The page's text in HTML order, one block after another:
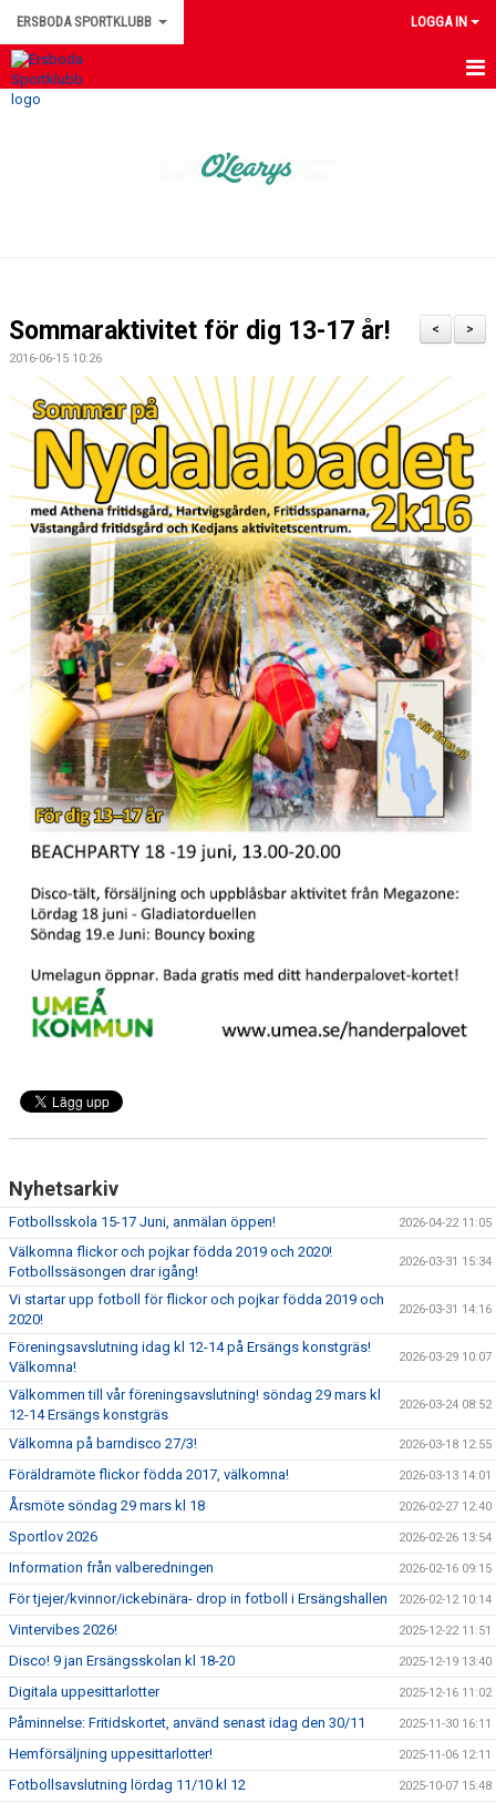
ERSBODA SPORTKLUBB LOGGA IN
HEM
ERSBODA SK STYRELSE
DOKUMENT
LEDARINFORMATION
KALENDER
HYRA/BOKA FOTBOLLSPLAN FÖR ICKE MEDLEMMAR
>
<
Sommaraktivitet för dig 13-17 år!
2016-06-15 10:26
Nyhetsarkiv
Fotbollsskola 15-17 Juni, anmälan öppen! 2026-04-22 11:05
Välkomna flickor och pojkar födda 2019 och 2020!
Fotbollssäsongen drar igång!
2026-03-31 15:34
Vi startar upp fotboll för flickor och pojkar födda 2019 och
2020!
2026-03-31 14:16
Föreningsavslutning idag kl 12-14 på Ersängs konstgräs!
Välkomna!
2026-03-29 10:07
Välkommen till vår föreningsavslutning! söndag 29 mars kl
12-14 Ersängs konstgräs
2026-03-24 08:52
Välkomna på barndisco 27/3! 2026-03-18 12:55
Föräldramöte flickor födda 2017, välkomna! 2026-03-13 14:01
Årsmöte söndag 29 mars kl 18 2026-02-27 12:40
Sportlov 2026 2026-02-26 13:54
Information från valberedningen 2026-02-16 09:15
För tjejer/kvinnor/ickebinära- drop in fotboll i Ersängshallen 2026-02-12 10:14
Vintervibes 2026! 2025-12-22 11:51
Disco! 9 jan Ersängsskolan kl 18-20 2025-12-19 13:40
Digitala uppesittarlotter 2025-12-16 11:02
Påminnelse: Fritidskortet, använd senast idag den 30/11 2025-11-30 16:11
Hemförsäljning uppesittarlotter! 2025-11-06 12:11
Fotbollsavslutning lördag 11/10 kl 12 2025-10-07 15:48